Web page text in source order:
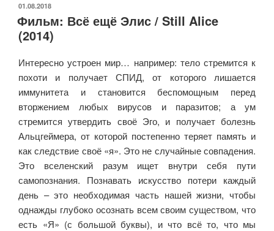
ОПУБЛИКОВАНО
01.08.2018
Фильм: Всё ещё Элис / Still Alice
(2014)
Интересно устроен мир… например: тело стремится к
похоти и получает СПИД, от которого лишается
иммунитета и становится беспомощным перед
вторжением любых вирусов и паразитов; а ум
стремится утвердить своё Эго, и получает болезнь
Альцгеймера, от которой постепенно теряет память и
как следствие своё «я». Это не случайные совпадения.
Это вселенский разум ищет внутри себя пути
самопознания. Познавать искусство потери каждый
день – это необходимая часть нашей жизни, чтобы
однажды глубоко осознать всем своим существом, что
есть «Я» (с большой буквы), и что всё то, что мы